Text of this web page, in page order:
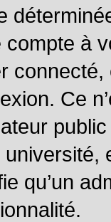
compte à
Ce
université,
qu’un